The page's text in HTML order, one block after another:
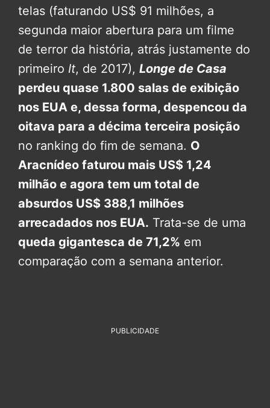
telas (faturando US$ 91 milhões, a
segunda maior abertura para um filme
de terror da história, atrás justamente do
primeiro It, de 2017), Longe de Casa
perdeu quase 1.800 salas de exibição
nos EUA e, dessa forma, despencou da
oitava para a décima terceira posição
no ranking do fim de semana. O
Aracnídeo faturou mais US$ 1,24
milhão e agora tem um total de
absurdos US$ 388,1 milhões
arrecadados nos EUA. Trata-se de uma
queda gigantesca de 71,2% em
comparação com a semana anterior.
PUBLICIDADE